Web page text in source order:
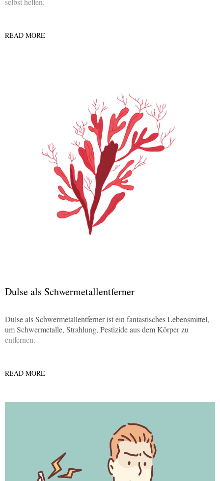
READ MORE
Dulse als Schwermetallentferner
Dulse als Schwermetallentferner ist ein fantastisches Lebensmittel,
um Schwermetalle, Strahlung, Pestizide aus dem Körper zu
entfernen.
READ MORE